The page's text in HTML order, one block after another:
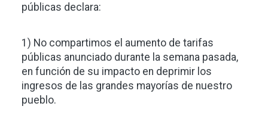
públicas declara:
1) No compartimos el aumento de tarifas
públicas anunciado durante la semana pasada,
en función de su impacto en deprimir los
ingresos de las grandes mayorías de nuestro
pueblo.